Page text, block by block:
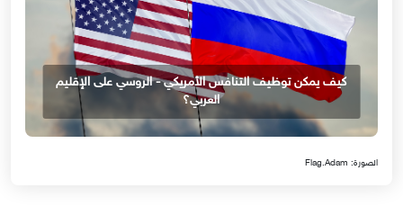
كيف يمكن توظيف التنافس الأمريكي - الروسي على الإقليم
العربي؟
الصورة: Flag.Adam